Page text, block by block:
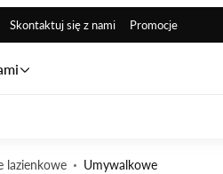
Skontaktuj się z nami Promocje
lazienkowe Umywalkowe